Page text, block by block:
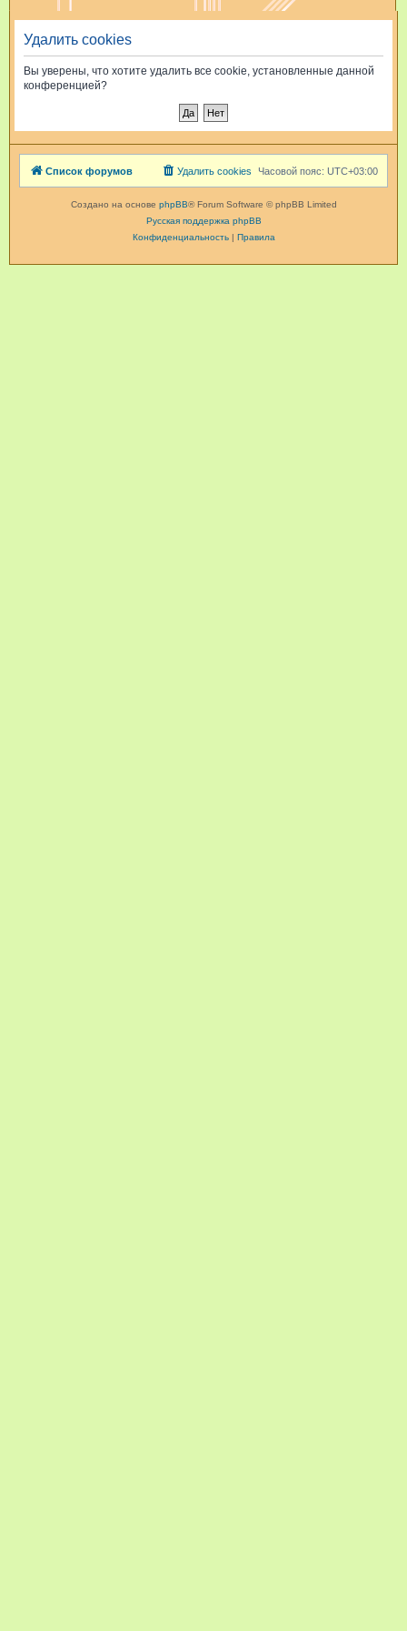
и
Удалить cookies
Вы уверены, что хотите удалить все cookie, установленные данной
конференцией?
Список форумов Часовой пояс: UTC+03:00
Удалить cookies
Создано на основе phpBB® Forum Software © phpBB Limited
Русская поддержка phpBB
Конфиденциальность| Правила